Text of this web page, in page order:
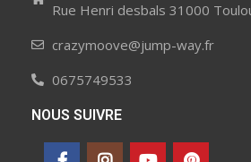
Rue Henri desbals 31000
crazymoove@jump-way.fr
0675749533
NOUS SUIVRE